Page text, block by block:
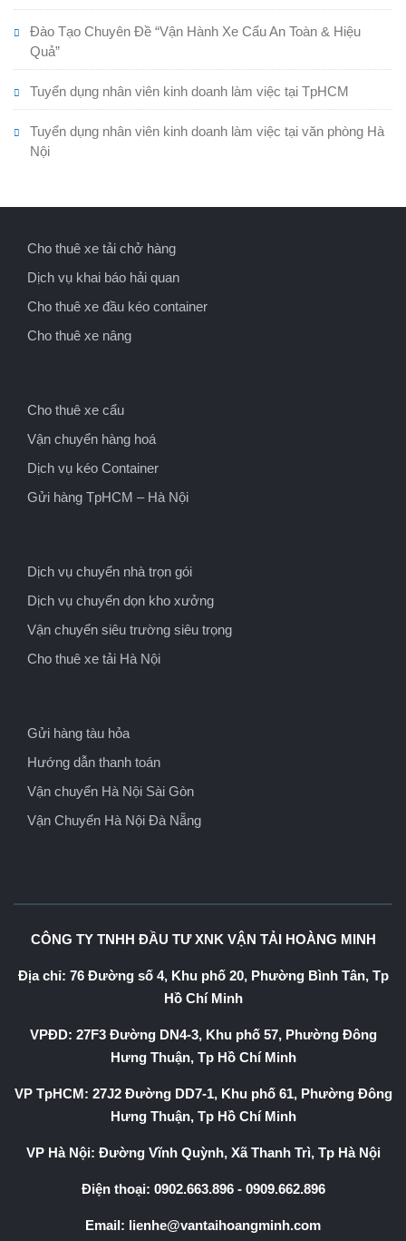
Đào Tạo Chuyên Đề “Vận Hành Xe Cẩu An Toàn & Hiệu
Quả”
Tuyển dụng nhân viên kinh doanh làm việc tại TpHCM
Tuyển dụng nhân viên kinh doanh làm việc tại văn phòng Hà
Nội
Cho thuê xe tải chở hàng
Dịch vụ khai báo hải quan
Cho thuê xe đầu kéo container
Cho thuê xe nâng
Cho thuê xe cẩu
Vận chuyển hàng hoá
Dịch vụ kéo Container
Gửi hàng TpHCM – Hà Nội
Dịch vụ chuyển nhà trọn gói
Dịch vụ chuyển dọn kho xưởng
Vận chuyển siêu trường siêu trọng
Cho thuê xe tải Hà Nội
Gửi hàng tàu hỏa
Hướng dẫn thanh toán
Vận chuyển Hà Nội Sài Gòn
Vận Chuyển Hà Nội Đà Nẵng
CÔNG TY TNHH ĐẦU TƯ XNK VẬN TẢI HOÀNG MINH
Địa chỉ: 76 Đường số 4, Khu phố 20, Phường Bình Tân, Tp
Hồ Chí Minh
VPĐD: 27F3 Đường DN4-3, Khu phố 57, Phường Đông
Hưng Thuận, Tp Hồ Chí Minh
VP TpHCM: 27J2 Đường DD7-1, Khu phố 61, Phường Đông
Hưng Thuận, Tp Hồ Chí Minh
VP Hà Nội: Đường Vĩnh Quỳnh, Xã Thanh Trì, Tp Hà Nội
Điện thoại: 0902.663.896- 0909.662.896
Email: lienhe@vantaihoangminh.com